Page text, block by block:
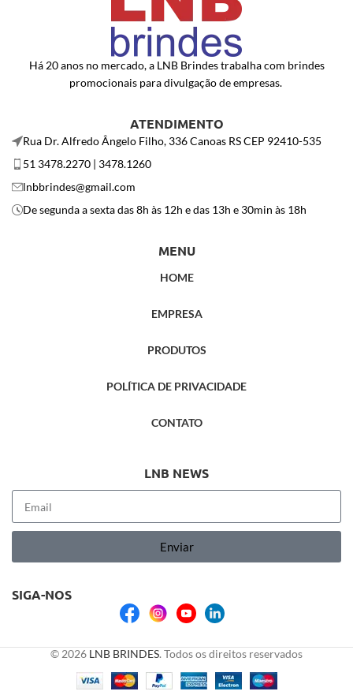
Há 20 anos no mercado, a LNB Brindes trabalha com brindes
promocionais para divulgação de empresas.
ATENDIMENTO
Rua Dr. Alfredo Ângelo Filho, 336 Canoas RS CEP 92410-535
51 3478.2270 | 3478.1260
lnbbrindes@gmail.com
De segunda a sexta das 8h às 12h e das 13h e 30min às 18h
MENU
HOME
EMPRESA
PRODUTOS
POLÍTICA DE PRIVACIDADE
CONTATO
LNB NEWS
Enviar
SIGA-NOS
© 2026 LNB BRINDES. Todos os direitos reservados